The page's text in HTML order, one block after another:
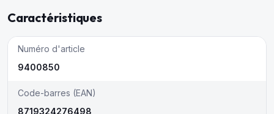
Caractéristiques
Numéro d'article
9400850
Code-barres (EAN)
8719324276498